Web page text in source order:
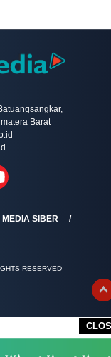
Barat
MEDIA SIBER
RESERVED